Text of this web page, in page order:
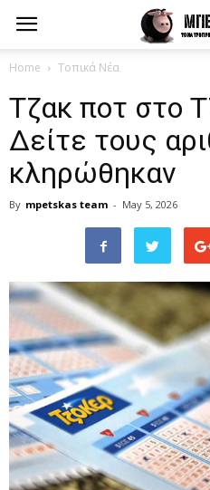
Home Τοπικά Νέα
Tζακ ποτ στο
Δείτε τους
κληρώθηκαν
By mpetskas team - May 5, 2026